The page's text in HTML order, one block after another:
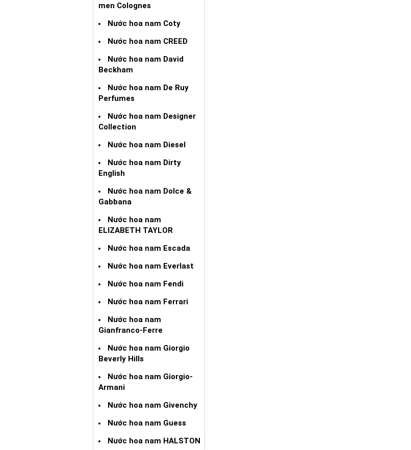
men Colognes
Nước hoa nam Coty
Nước hoa nam CREED
Nước hoa nam David
Beckham
Nước hoa nam De Ruy
Perfumes
Nước hoa nam Designer
Collection
Nước hoa nam Diesel
Nước hoa nam Dirty
English
Nước hoa nam Dolce &
Gabbana
Nước hoa nam
ELIZABETH TAYLOR
Nước hoa nam Escada
Nước hoa nam Everlast
Nước hoa nam Fendi
Nước hoa nam Ferrari
Nước hoa nam
Gianfranco-Ferre
Nước hoa nam Giorgio
Beverly Hills
Nước hoa nam Giorgio-
Armani
Nước hoa nam Givenchy
Nước hoa nam Guess
Nước hoa nam HALSTON